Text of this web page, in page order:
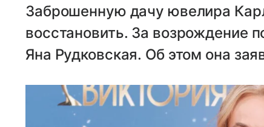
Заброшенную дачу ювелира
восстановить. За возрождение
Яна Рудковская. Об этом она